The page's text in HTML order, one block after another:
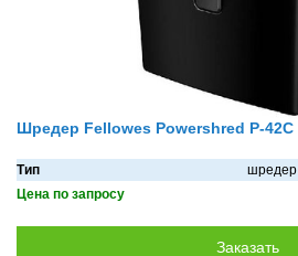
Шредер Fellowes Powershred P-42C
Тип
шредер
Цена по запросу